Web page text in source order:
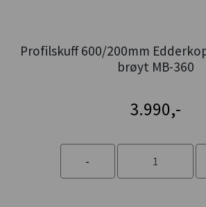
Profilskuff 600/200mm
brøyt MB-360
3.990,-